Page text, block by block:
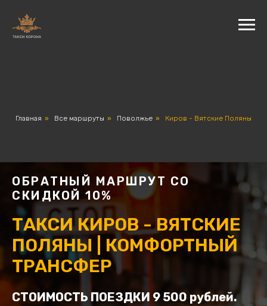
Главная » Все маршруты » Поволжье » Киров - Вятские Поляны
ОБРАТНЫЙ МАРШРУТ СО
СКИДКОЙ 10%
ТАКСИ КИРОВ - ВЯТСКИЕ
ПОЛЯНЫ | КОМФОРТНЫЙ
ТРАНСФЕР
СТОИМОСТЬ ПОЕЗДКИ 9 500 рублей.